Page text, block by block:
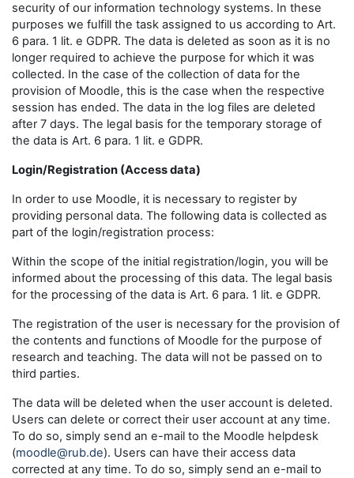
security of our information technology systems. In these
purposes we fulfill the task assigned to us according to Art.
6 para. 1 lit. e GDPR. The data is deleted as soon as it is no
longer required to achieve the purpose for which it was
collected. In the case of the collection of data for the
provision of Moodle, this is the case when the respective
session has ended. The data in the log files are deleted
after 7 days. The legal basis for the temporary storage of
the data is Art. 6 para. 1 lit. e GDPR.
Login/Registration (Access data)
In order to use Moodle, it is necessary to register by
providing personal data. The following data is collected as
part of the login/registration process:
Within the scope of the initial registration/login, you will be
informed about the processing of this data. The legal basis
for the processing of the data is Art. 6 para. 1 lit. e GDPR.
The registration of the user is necessary for the provision of
the contents and functions of Moodle for the purpose of
research and teaching. The data will not be passed on to
third parties.
The data will be deleted when the user account is deleted.
Users can delete or correct their user account at any time.
To do so, simply send an e-mail to the Moodle helpdesk
(moodle@rub.de). Users can have their access data
corrected at any time. To do so, simply send an e-mail to